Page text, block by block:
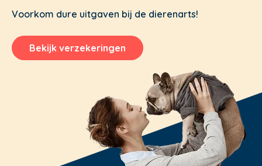
Voorkom dure uitgaven bij de dierenarts!
Bekijk verzekeringen